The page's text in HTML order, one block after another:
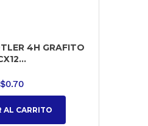
4H GRAFITO
$0.70
AL CARRITO